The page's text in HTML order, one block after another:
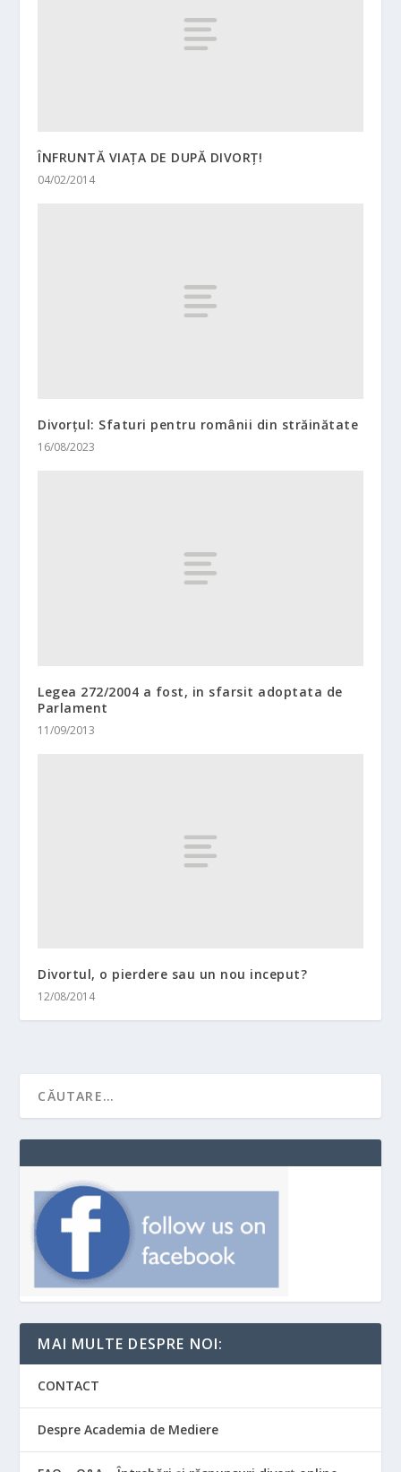
ÎNFRUNTĂ VIAȚA DE DUPĂ DIVORȚ!
04/02/2014
Divorțul: Sfaturi pentru românii din străinătate
16/08/2023
Legea 272/2004 a fost, in sfarsit adoptata de
Parlament
11/09/2013
Divortul, o pierdere sau un nou inceput?
12/08/2014
MAI MULTE DESPRE NOI:
CONTACT
Despre Academia de Mediere